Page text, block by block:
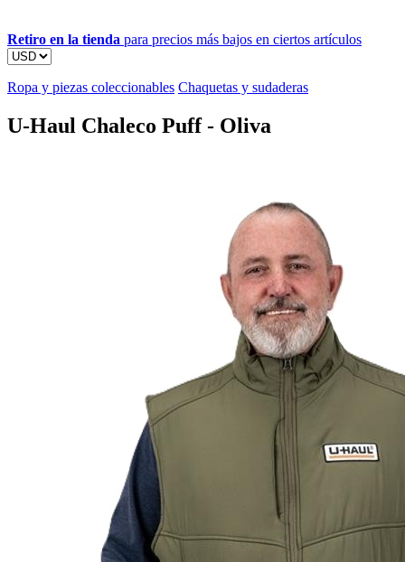
Retiro en la tienda para precios más bajos en ciertos artículos
Ropa y piezas coleccionables Chaquetas y sudaderas
U-Haul Chaleco Puff - Oliva